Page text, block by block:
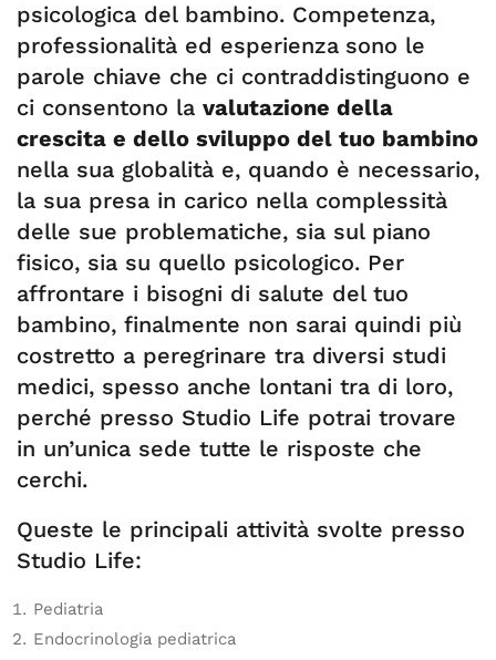
psicologica del bambino. Competenza,
professionalità ed esperienza sono le
parole chiave che ci contraddistinguono e
ci consentono la valutazione della
crescita e dello sviluppo del tuo bambino
nella sua globalità e, quando è necessario,
la sua presa in carico nella complessità
delle sue problematiche, sia sul piano
fisico, sia su quello psicologico. Per
affrontare i bisogni di salute del tuo
bambino, finalmente non sarai quindi più
costretto a peregrinare tra diversi studi
medici, spesso anche lontani tra di loro,
perché presso Studio Life potrai trovare
in un’unica sede tutte le risposte che
cerchi.
Queste le principali attività svolte presso
Studio Life:
Pediatria
Endocrinologia pediatrica